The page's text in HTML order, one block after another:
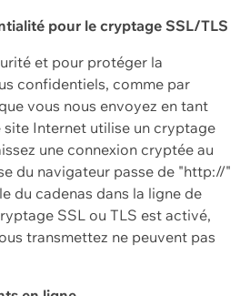
pour le cryptage SSL/TLS
et pour protéger la
confidentiels, comme par
vous nous envoyez en tant
Internet utilise un cryptage
une connexion cryptée au
du navigateur passe de "http://"
du cadenas dans la ligne de
SSL ou TLS est activé,
transmettez ne peuvent pas